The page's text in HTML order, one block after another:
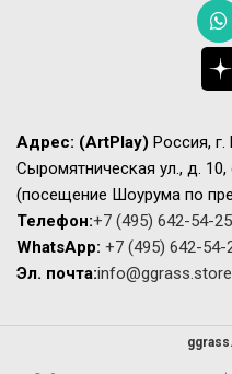
Адрес: (ArtPlay) Россия,
Сыромятническая ул., д. 10,
(посещение Шоурума по
Телефон:+7 (495) 642-54-25
WhatsApp: +7 (495) 642-54-
Эл. почта:info@ggrass.store